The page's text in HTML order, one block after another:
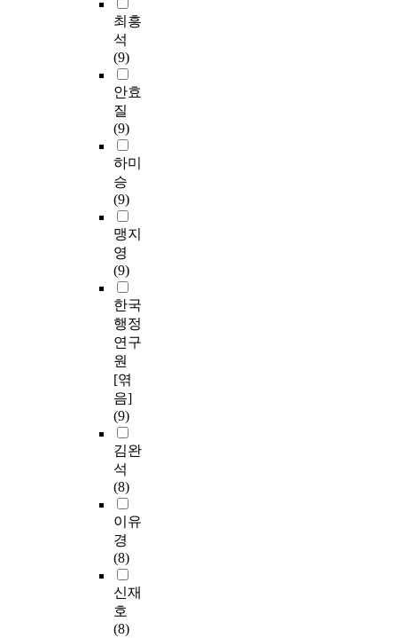
최흥
석
(9)
안효
질
(9)
하미
승
(9)
맹지
영
(9)
한국
행정
연구
원
[엮
음]
(9)
김완
석
(8)
이유
경
(8)
신재
호
(8)